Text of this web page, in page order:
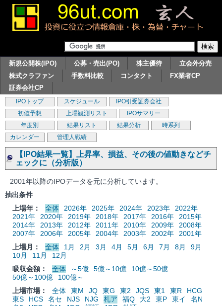
新規公開株(IPO) 公募・売出(PO) 株主優待
立会外分売
株式クラファン
手数料比較 コンタクト
FX業者CP
証券会社CP
IPOトップ スケジュール
IPO引受証券会社
初値予想
上場観測リスト
IPOサマリー
年度別
結果リスト 結果分析
時系列
カレンダー
管理人戦績
【IPO結果一覧】上昇率、損益、その後の値動きなどチ
ェックに（分析版）
2001年以降のIPOデータを元に分析しています。
抽出条件
上場年：
全体 2026年 2025年 2024年 2023年
2022年
2021年
2020年 2019年 2018年 2017年 2016年
2015年
2014年
2013年 2012年 2011年 2010年 2009年
2008年
2007年
2006年 2005年 2004年 2003年 2002年
2001年
上場月：
全体 1月 2月 3月 4月 5月 6月 7月 8月
9月
10月
11月
12月
吸収金額：
全体 ～5億 5億～10億
10億～50億
50億～100億
100億～
上場市場：
全体 東M JQ 東G 東2 JQS 東1 東R
HCG
東S
HCS 名セ NJS NJG 札ア 福Q 大2 東P 東イ
名N